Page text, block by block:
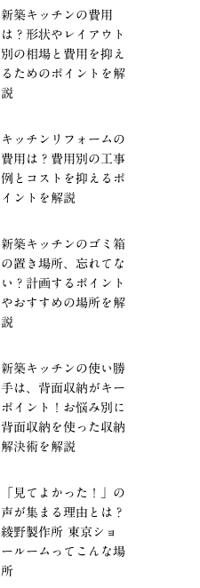
新築キッチンの費用
は？形状やレイアウト
別の相場と費用を抑え
るためのポイントを解
説
キッチンリフォームの
費用は？費用別の工事
例とコストを抑えるポ
イントを解説
新築キッチンのゴミ箱
の置き場所、忘れてな
い？計画するポイント
やおすすめの場所を解
説
新築キッチンの使い勝
手は、背面収納がキー
ポイント！お悩み別に
背面収納を使った収納
解決術を解説
「見てよかった！」の
声が集まる理由とは？
綾野製作所 東京ショ
ールームってこんな場
所